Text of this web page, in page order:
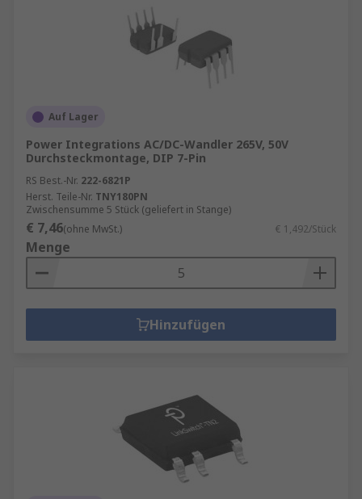
Auf Lager
Power Integrations AC/DC-Wandler 265V, 50V
Durchsteckmontage, DIP 7-Pin
RS Best.-Nr. 222-6821P
Herst. Teile-Nr. TNY180PN
Zwischensumme 5 Stück (geliefert in Stange)
€ 7,46(ohne MwSt.) € 1,492/Stück
Menge
Hinzufügen